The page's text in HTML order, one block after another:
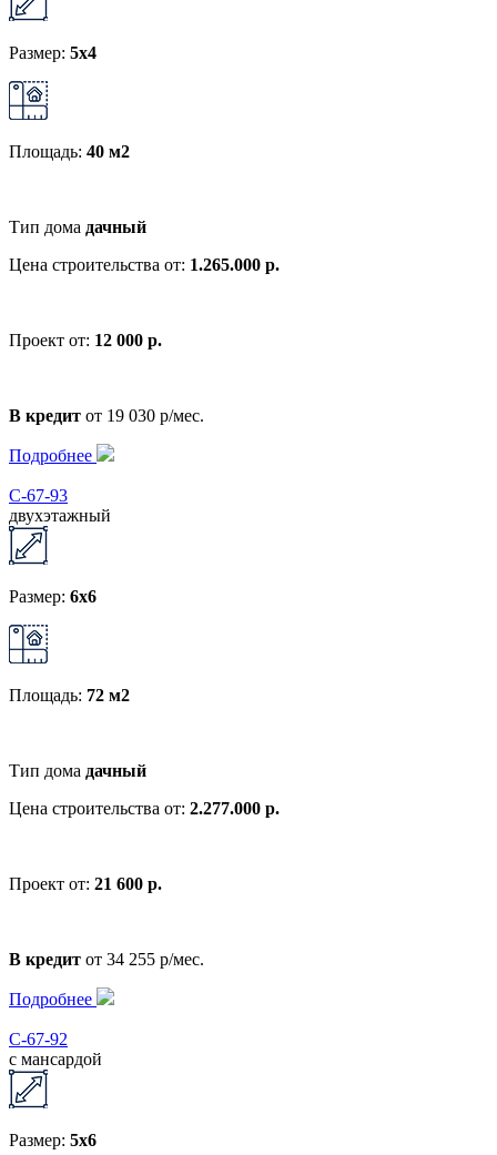
Размер: 5x4
Площадь: 40 м2
Тип дома дачный
Цена строительства от: 1.265.000 р.
Проект от: 12 000 р.
В кредит от 19 030 р/мес.
Подробнее
С-67-93
двухэтажный
Размер: 6x6
Площадь: 72 м2
Тип дома дачный
Цена строительства от: 2.277.000 р.
Проект от: 21 600 р.
В кредит от 34 255 р/мес.
Подробнее
С-67-92
с мансардой
Размер: 5x6